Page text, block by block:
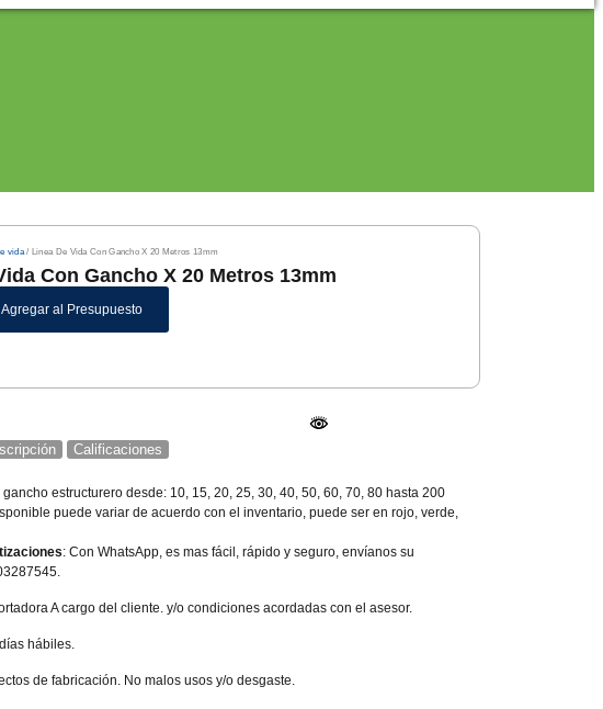
vida/ Linea De Vida Con Gancho X 20 Metros 13mm
Con Gancho X 20 Metros 13mm
Agregar al Presupuesto
Calificaciones
estructurero desde: 10, 15, 20, 25, 30, 40, 50, 60, 70, 80 hasta 200
puede variar de acuerdo con el inventario, puede ser en rojo, verde,
: Con WhatsApp, es mas fácil, rápido y seguro, envíanos su
A cargo del cliente. y/o condiciones acordadas con el asesor.
hábiles.
de fabricación. No malos usos y/o desgaste.